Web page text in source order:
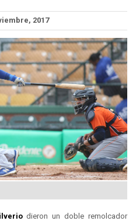
2017
dieron un doble remolcador